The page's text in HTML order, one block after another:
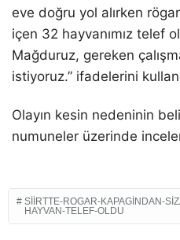
eve doğru yol alırken
içen 32 hayvanımız telef
Mağduruz, gereken
istiyoruz.” ifadelerini
Olayın kesin nedeninin
numuneler üzerinde
SIIRTTE-ROGAR-KAPAGINDAN-
HAYVAN-TELEF-OLDU